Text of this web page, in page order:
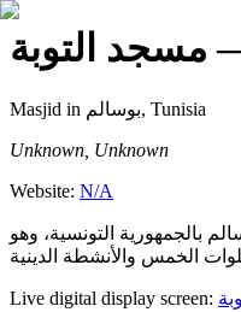
مسجد التوبة
Masjid
in بوسالم, Tunisia
Unknown, Unknown
Website: N/A
بالجمهورية التونسية، وهو
Live digital display screen: